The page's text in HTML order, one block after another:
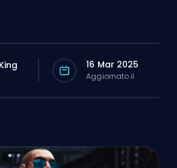
16 Mar 2025
Aggiornato il